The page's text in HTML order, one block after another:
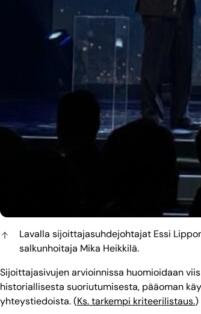
Lavalla sijoittajasuhdejohtajat Essi
salkunhoitaja Mika Heikkilä.
Sijoittajasivujen arvioinnissa huomioidaan
historiallisesta suoriutumisesta, pääoman
yhteystiedoista. (Ks. tarkempi kriteerilistaus.)